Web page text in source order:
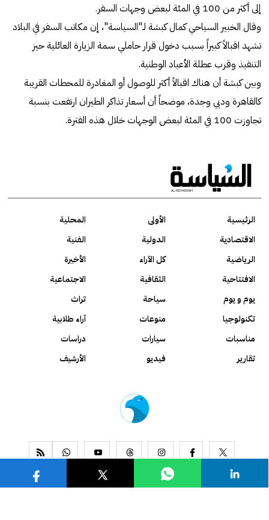
إلى أكثر من 100 في المئة لبعض وجهات السفر.
وقال الخبير السياحي كمال كبشة لـ"السياسة"، إن مكاتب السفر في البلاد
تشهد اقبالاً كبيراً بسبب دخول قرار حاملي سمة الزيارة العائلية حيز
التنفيذ وقرب عطلة الأعياد الوطنية.
وبين كبشة أن هناك اقبالاً أكثر للوصول أو المغادرة للمحطات القريبة
كالقاهرة ودبي وجدة، موضحاً أن أسعار تذاكر الطيران ارتفعت بنسبة
تجاوزت 100 في المئة لبعض الوجهات خلال هذه الفترة.
الرئيسية الأولى
المحلية
الاقتصادية
الدولية
الفنية
الرياضية
كل الآراء
الأخيرة
الافتتاحية
الثقافية
الاجتماعية
يوم و يوم
سياحة
تراث
تكنولوجيا
منوعات
آراء طلابية
مناسبات
سيارات
دراسات
تقارير
فيديو الأرشيف